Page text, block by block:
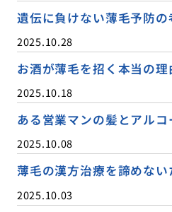
遺伝に負けない薄毛予防の
2025.10.28
お酒が薄毛を招く本当の理
2025.10.18
ある営業マンの髪とアル
2025.10.08
薄毛の漢方治療を諦めない
2025.10.03